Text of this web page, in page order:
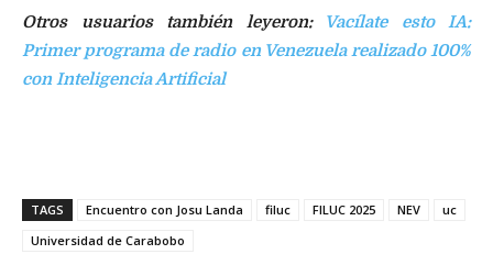
Otros usuarios también leyeron:
Vacílate esto IA:
Primer programa de radio en Venezuela realizado 100%
con Inteligencia Artificial
TAGS Encuentro con Josu Landa filuc FILUC 2025 NEV
uc
Universidad de Carabobo